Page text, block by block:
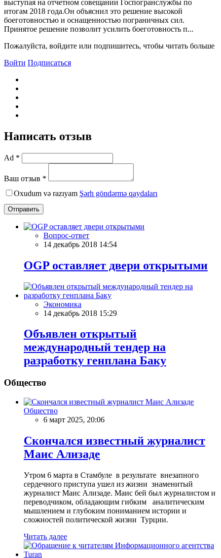
выступая на отчетном совещании Госпогранслужбы по
итогам 2018 года.Он объяснил это решение высокой
боеготовностью и оснащенностью пограничных сил.
Принятое решение позволит усилить боеготовность п...
Пожалуйста, войдите или подпишитесь, чтобы читать больше
Войти Подписаться
Написать отзыв
Ad *
Ваш отзыв *
Oxudum və razıyam Şərh göndərmə qaydaları
Отправить
Вопрос-ответ
14 декабрь 2018 14:54
OGP оставляет двери открытыми
Экономика
14 декабрь 2018 15:29
Объявлен открытый
международный тендер на
разработку генплана Баку
Общество
Общество
6 март 2025, 20:06
Скончался известный журналист
Маис Ализаде
Утром 6 марта в Стамбуле в результате внезапного
сердечного приступа ушел из жизни знаменитый
журналист Маис Ализаде. Маис бей был журналистом и
переводчиком, обладающим гибким аналитическим
мышлением и глубоким пониманием истории и
сложностей политической жизни Турции.
Читать далее